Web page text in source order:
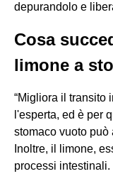
depurandolo e
Cosa
limone a
“Migliora il transito
l'esperta, ed è per
stomaco vuoto può
Inoltre, il limone,
processi intestinali.